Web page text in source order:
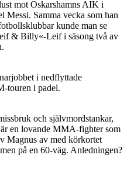
mot Oskarshamns AIK i
Messi. Samma vecka som han
kunde man se
& Billy«-Leif i säsong två av
i nedflyttade
touren i padel.
och självmordstankar,
en lovande MMA-fighter som
Magnus av med körkortet
på en 60-väg. Anledningen?